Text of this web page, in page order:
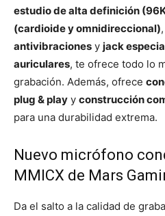
estudio de alta definición
(cardioide y omnidireccional)
antivibraciones y jack
auriculares, te ofrece todo lo
grabación. Además, ofrece
plug & play y construcción
para una durabilidad extrema.
Nuevo micrófono
MMICX de Mars
Da el salto a la calidad de